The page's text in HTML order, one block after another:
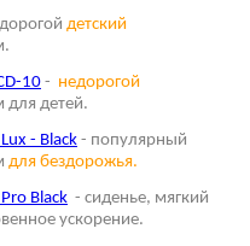
детский
10 - недорогой
для детей.
- Black - популярный
для бездорожья.
Black - сиденье, мягкий
ускорение.